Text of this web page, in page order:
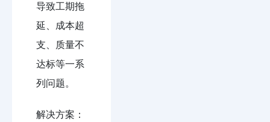
导致工期拖
延、成本超
支、质量不
达标等一系
列问题。
解决方案：